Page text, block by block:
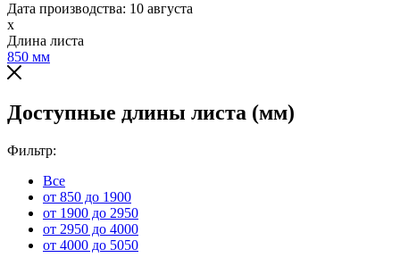
Дата производства: 10 августа
x
Длина листа
850 мм
Доступные длины листа (мм)
Фильтр:
Все
от 850 до 1900
от 1900 до 2950
от 2950 до 4000
от 4000 до 5050